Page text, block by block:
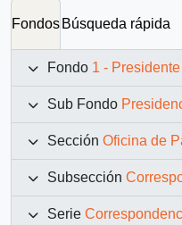
Fondos Búsqueda rápida
Fondo 1 - Presidente
Sub Fondo Presidencia
Sección Oficina de
Subsección
Serie